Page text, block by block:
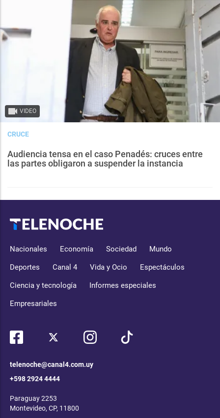
VIDEO
CRUCE
Audiencia tensa en el caso Penadés: cruces entre
las partes obligaron a suspender la instancia
Nacionales Economía Sociedad Mundo
Deportes Canal 4 Vida y Ocio Espectáculos
Ciencia y tecnología Informes especiales
Empresariales
telenoche@canal4.com.uy
+598 2924 4444
Paraguay 2253
Montevideo, CP, 11800